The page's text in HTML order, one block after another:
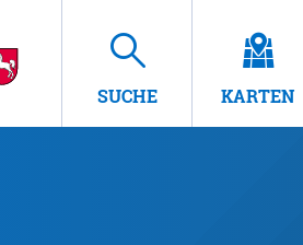
SUCHE KARTEN